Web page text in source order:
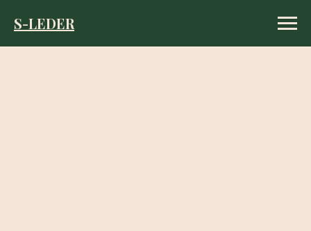
S-LEDER
S-LEDER